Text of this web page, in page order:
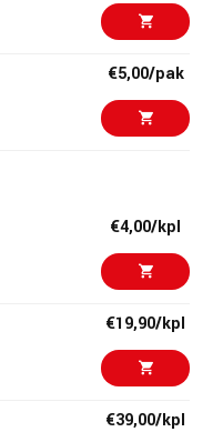
€5,00/pak
€3,00/kpl
€4,60/kpl
€4,00/kpl
€19,90/kpl
€39,00/kpl